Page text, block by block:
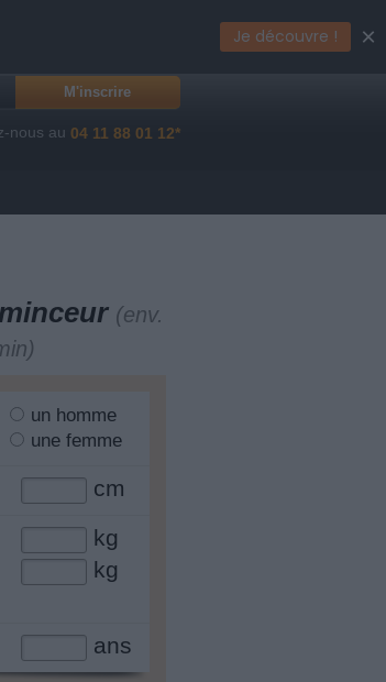
M'inscrire
nous au 04 11 88 01 12*
(env.
un homme
une femme
cm
kg
kg
ans
Je découvre ! ×